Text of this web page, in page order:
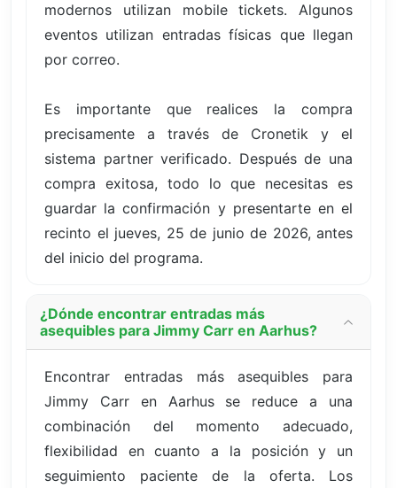
modernos utilizan mobile tickets. Algunos
eventos utilizan entradas físicas que llegan
por correo.
Es importante que realices la compra
precisamente a través de Cronetik y el
sistema partner verificado. Después de una
compra exitosa, todo lo que necesitas es
guardar la confirmación y presentarte en el
recinto el jueves, 25 de junio de 2026, antes
del inicio del programa.
¿Dónde encontrar entradas más
asequibles para Jimmy Carr en Aarhus?
Encontrar entradas más asequibles para
Jimmy Carr en Aarhus se reduce a una
combinación del momento adecuado,
flexibilidad en cuanto a la posición y un
seguimiento paciente de la oferta. Los